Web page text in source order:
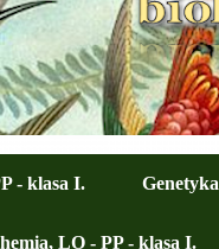
- klasa I. Genetyka
LO - PP - klasa I.